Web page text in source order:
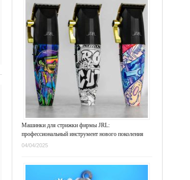
Машинки для стрижки фирмы JRL:
профессиональный инструмент нового поколения
04/04/2025